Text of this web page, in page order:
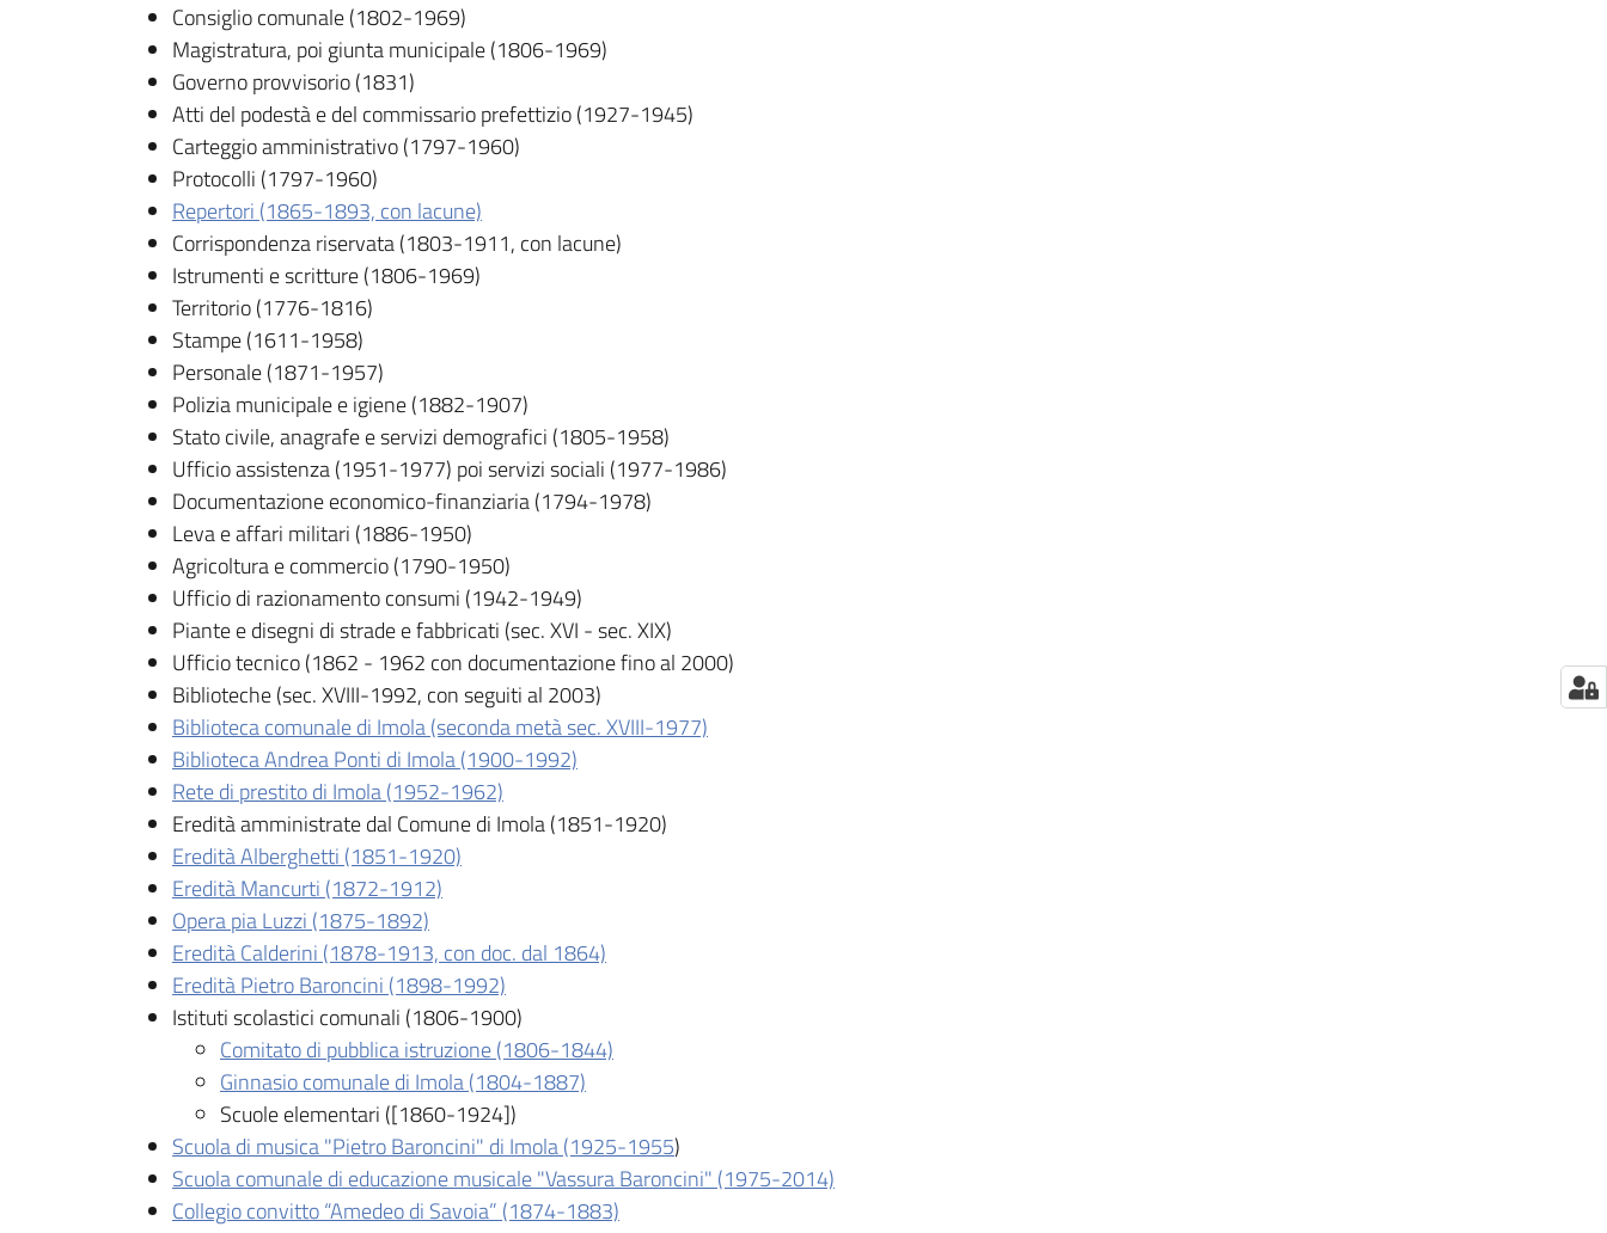
Consiglio comunale (1802-1969)
Magistratura, poi giunta municipale (1806-1969)
Governo provvisorio (1831)
Atti del podestà e del commissario prefettizio (1927-1945)
Carteggio amministrativo (1797-1960)
Protocolli (1797-1960)
Repertori (1865-1893, con lacune)
Corrispondenza riservata (1803-1911, con lacune)
Istrumenti e scritture (1806-1969)
Territorio (1776-1816)
Stampe (1611-1958)
Personale (1871-1957)
Polizia municipale e igiene (1882-1907)
Stato civile, anagrafe e servizi demografici (1805-1958)
Ufficio assistenza (1951-1977) poi servizi sociali (1977-1986)
Documentazione economico-finanziaria (1794-1978)
Leva e affari militari (1886-1950)
Agricoltura e commercio (1790-1950)
Ufficio di razionamento consumi (1942-1949)
Piante e disegni di strade e fabbricati (sec. XVI - sec. XIX)
Ufficio tecnico (1862 - 1962 con documentazione fino al 2000)
Biblioteche (sec. XVIII-1992, con seguiti al 2003)
Biblioteca comunale di Imola (seconda metà sec. XVIII-1977)
Biblioteca Andrea Ponti di Imola (1900-1992)
Rete di prestito di Imola (1952-1962)
Eredità amministrate dal Comune di Imola (1851-1920)
Eredità Alberghetti (1851-1920)
Eredità Mancurti (1872-1912)
Opera pia Luzzi (1875-1892)
Eredità Calderini (1878-1913, con doc. dal 1864)
Eredità Pietro Baroncini (1898-1992)
Istituti scolastici comunali (1806-1900)
Comitato di pubblica istruzione (1806-1844)
Ginnasio comunale di Imola (1804-1887)
Scuole elementari ([1860-1924])
Scuola di musica "Pietro Baroncini" di Imola (1925-1955)
Scuola comunale di educazione musicale "Vassura Baroncini" (1975-2014)
Collegio convitto “Amedeo di Savoia” (1874-1883)